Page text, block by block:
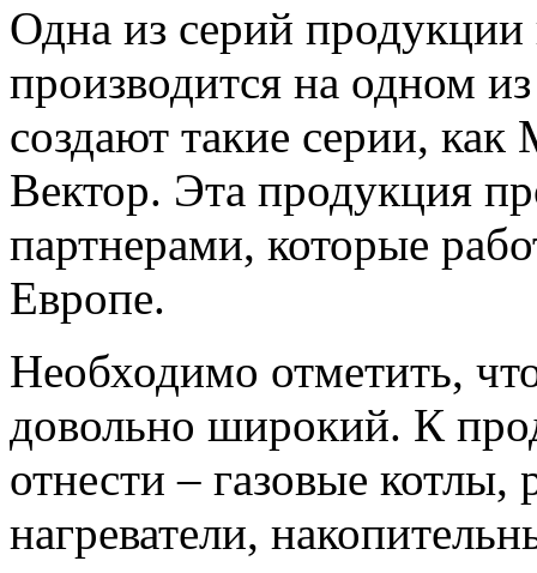
Одна из серий
производится на одном
создают такие серии, как
Вектор. Эта продукция
партнерами, которые
Европе.
Необходимо отметить,
довольно широкий. К
отнести – газовые
нагреватели,